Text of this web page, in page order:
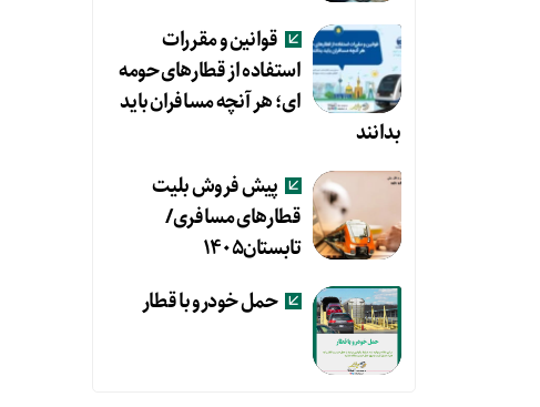
قوانین و مقررات
استفاده از قطارهای حومه
ای؛ هر آنچه مسافران باید
بدانند
پیش فروش بلیت
قطارهای مسافری/
تابستان۱۴۰۵
حمل خودرو با قطار